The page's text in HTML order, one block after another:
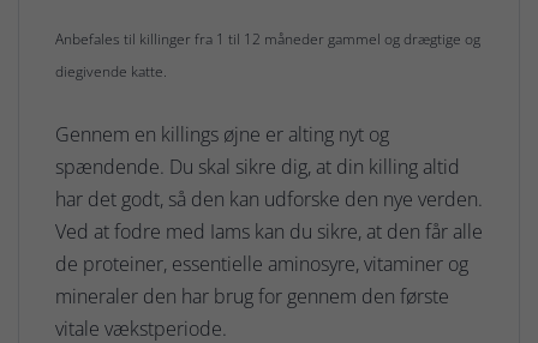
Anbefales til killinger fra 1 til 12 måneder gammel og drægtige og
diegivende katte.
Gennem en killings øjne er alting nyt og
spændende. Du skal sikre dig, at din killing altid
har det godt, så den kan udforske den nye verden.
Ved at fodre med Iams kan du sikre, at den får alle
de proteiner, essentielle aminosyre, vitaminer og
mineraler den har brug for gennem den første
vitale vækstperiode.